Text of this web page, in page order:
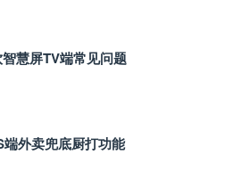
慧屏TV端常见问题
外卖兜底厨打功能